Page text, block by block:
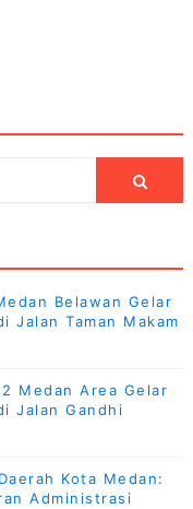
Belawan Gelar
Jalan Taman Makam
Medan Area Gelar
Jalan Gandhi
Kota Medan:
Administrasi